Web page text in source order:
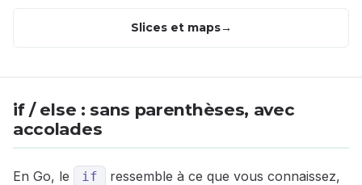
Slices et maps
if / else : sans parenthèses, avec
accolades
En Go, le if
ressemble à ce que vous connaissez,